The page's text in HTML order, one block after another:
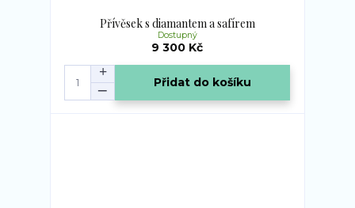
Přívěsek s diamantem a safírem
9 300 Kč
Dostupný
Přidat do košíku